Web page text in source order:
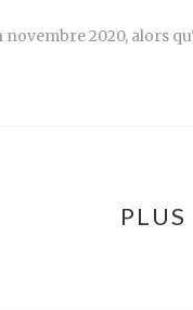
novembre 2020, alors